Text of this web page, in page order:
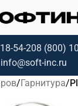
54-208 (800)
info@soft-inc.ru
Гарнитура